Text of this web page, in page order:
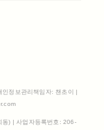
정보관리책임자: 챈초이 |
동) | 사업자등록번호: 206-